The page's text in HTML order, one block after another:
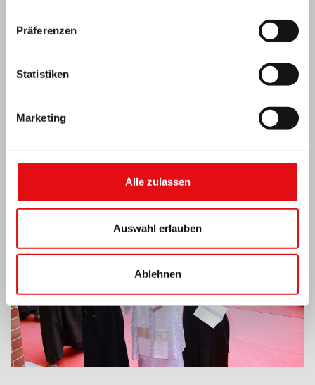
Präferenzen
Statistiken
Marketing
Alle zulassen
Auswahl erlauben
Ablehnen
Indien: Segnung und Einweihung des „Lumen
Carmeli“